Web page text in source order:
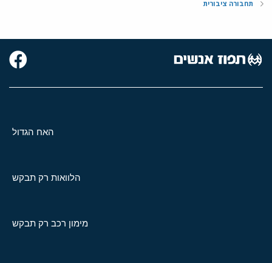
תחבורה ציבורית
האח הגדול
הלוואות רק תבקש
מימון רכב רק תבקש